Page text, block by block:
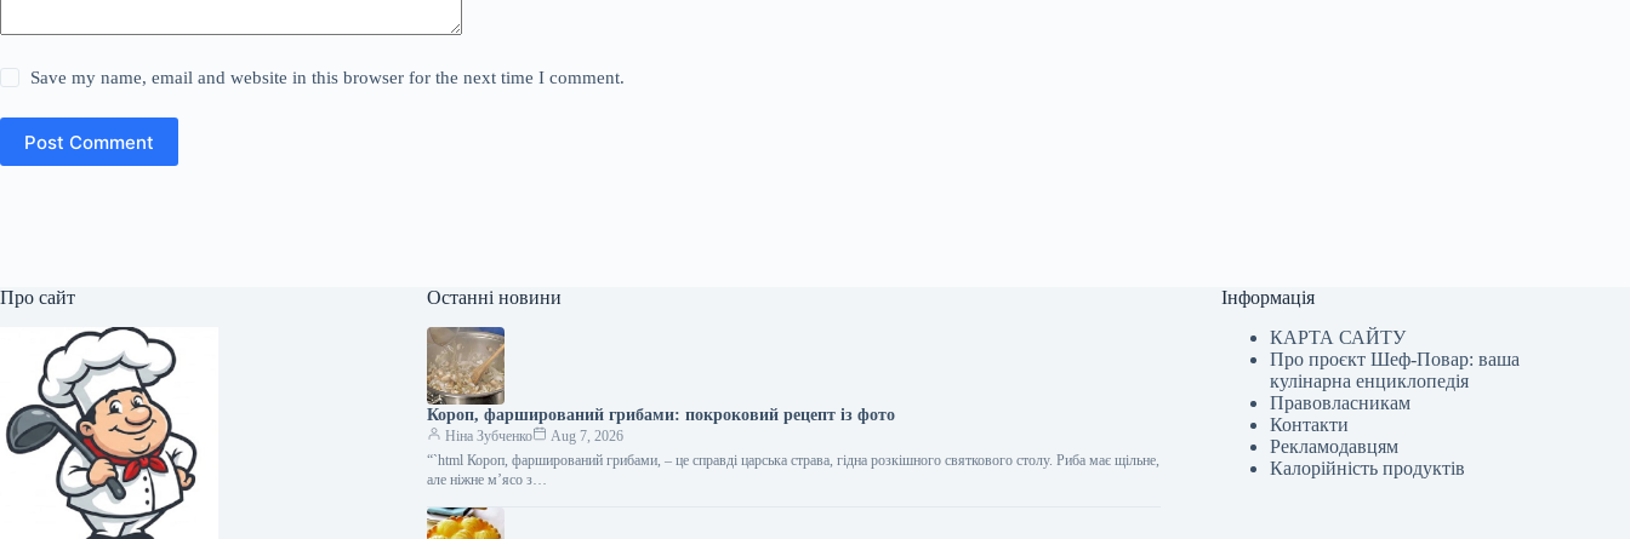
Save my name, email and website in this browser for the next time I comment.
Post Comment
Про сайт Останні новини
Короп, фарширований грибами: покроковий рецепт із фото
Ніна Зубченко
Aug 7, 2026
“`html Короп, фарширований грибами, – це справді царська страва, гідна розкішного святкового столу. Риба має щільне,
але ніжне м’ясо з…
Інформація
КАРТА САЙТУ
Про проєкт Шеф-Повар: ваша
кулінарна енциклопедія
Правовласникам
Контакти
Рекламодавцям
Калорійність продуктів